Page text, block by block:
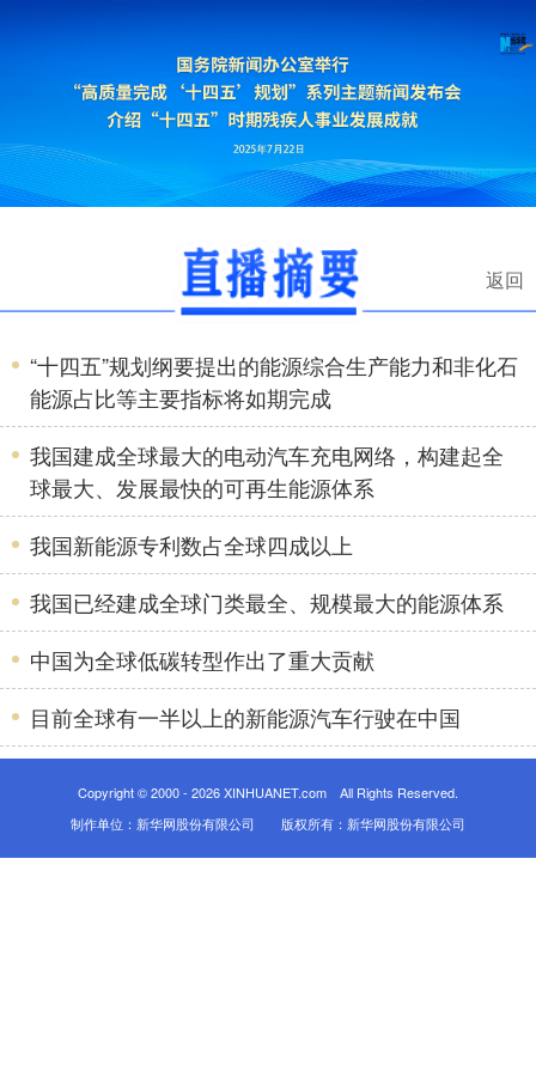
返回
“十四五”规划纲要提出的能源综合生产能力和非化石
能源占比等主要指标将如期完成
我国建成全球最大的电动汽车充电网络，构建起全
球最大、发展最快的可再生能源体系
我国新能源专利数占全球四成以上
我国已经建成全球门类最全、规模最大的能源体系
中国为全球低碳转型作出了重大贡献
目前全球有一半以上的新能源汽车行驶在中国
Copyright © 2000 - 2026 XINHUANET.com All Rights Reserved.
制作单位：新华网股份有限公司 版权所有：新华网股份有限公司